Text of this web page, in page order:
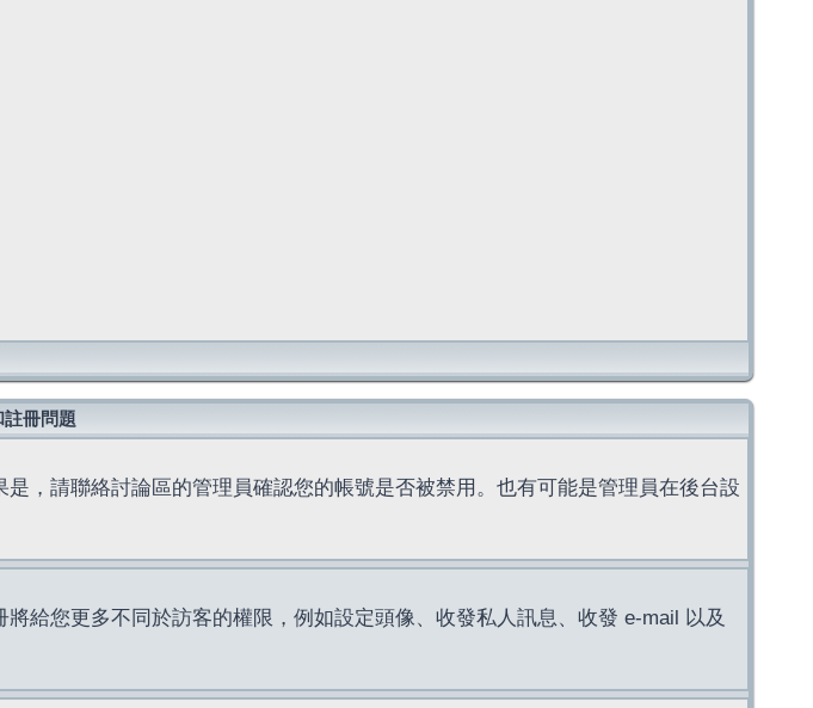
註冊問題
，請聯絡討論區的管理員確認您的帳號是否被禁用。也有可能是管理員在後台設
給您更多不同於訪客的權限，例如設定頭像、收發私人訊息、收發 e-mail 以及